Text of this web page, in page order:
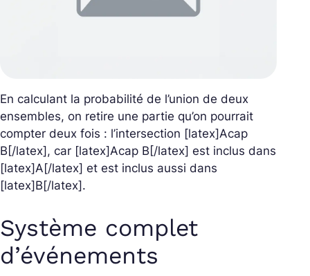
En calculant la probabilité de l’union de deux
ensembles, on retire une partie qu’on pourrait
compter deux fois : l’intersection [latex]Acap
B[/latex], car [latex]Acap B[/latex] est inclus dans
[latex]A[/latex] et est inclus aussi dans
[latex]B[/latex].
Système complet
d’événements